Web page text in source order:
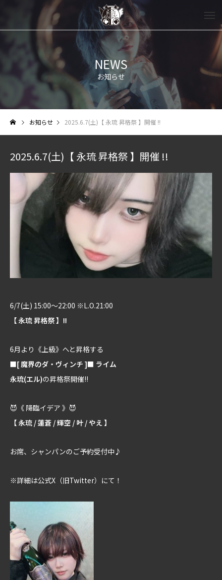
NEWS
お知らせ
お知らせ 2025.6.7(土)【 永琉 昇格祭 】開催 !!
2025.6.7(土)【 永琉 昇格祭 】開催 !!
6/7(土) 15:00～22:00 ※L.O.21:00
【 永琉 昇格祭 】!!
6月より《上級》へと昇格する
■[ 魔界のダ・ヴィンチ ]■ ライム
永琉(エル)の昇格祭開催!!
😈《 降臨イデア 》😈
【 永琉 / 蓮蒼 / 輝空 / 叶 / やえ 】
お席、シャンパンのご予約受付中♪
※詳細は公式X（旧Twitter）にて！